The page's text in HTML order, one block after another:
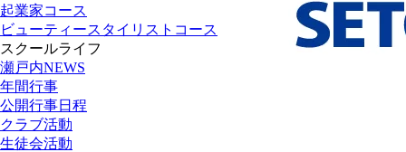
起業家コース
ビューティースタイリストコース
スクールライフ
瀬戸内NEWS
年間行事
公開行事日程
クラブ活動
生徒会活動